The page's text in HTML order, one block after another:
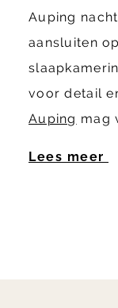
Auping
aansluiten
voor detail
Auping mag
Lees meer